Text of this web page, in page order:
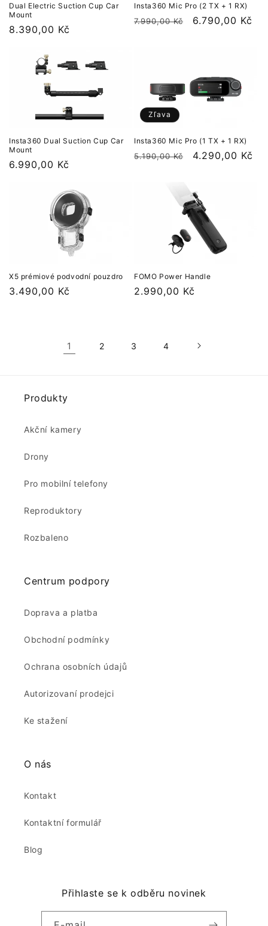
Dual Electric Suction Cup Car
Mount
Normálna
8.390,00 Kč
Insta360 Mic Pro (2 TX + 1 RX)
Normálna
7.990,00 Kč
Cena
6.790,00 Kč
Insta360 Dual Suction Cup Car
Mount
Normálna
6.990,00 Kč
Zľava
Insta360 Mic Pro (1 TX + 1 RX)
Normálna
5.190,00 Kč
Cena
4.290,00 Kč
X5 prémiové podvodní pouzdro
Normálna
3.490,00 Kč
FOMO Power Handle
Normálna
2.990,00 Kč
1 2 3 4
Produkty
Akční kamery
Drony
Pro mobilní telefony
Reproduktory
Rozbaleno
Centrum podpory
Doprava a platba
Obchodní podmínky
Ochrana osobních údajů
Autorizovaní prodejci
Ke stažení
O nás
Kontakt
Kontaktní formulář
Blog
Přihlaste se k odběru novinek